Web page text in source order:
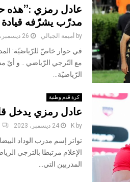
عادل رمزي :”هذه
مدرّب يشرّفه
by أميمة الجبالي 26 ديسمبر، 2023
في حوار خاصّ للرّياضيّة:
مع التّرجي الرّياضي .. و أيّ
الرّياضيّة...
كرة قدم وطنية
عادل رمزي يدخل
by
K 24 ديسمبر، 2023
تواتر إسم مدرب الوداد
الإعلام مرتبطا بالترجي
المدربين التي...